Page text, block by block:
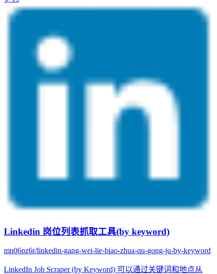
Linkedin 岗位列表抓取工具(by keyword)
mn06pz6r/linkedin-gang-wei-lie-biao-zhua-qu-gong-ju-by-keyword
LinkedIn Job Scraper (by Keyword) 可以通过关键词和地点从